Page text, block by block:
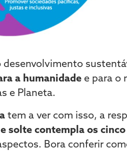
desenvolvimento
a humanidadee para o
e Planeta.
tem a ver com isso, a
solte contempla os
Bora conferir